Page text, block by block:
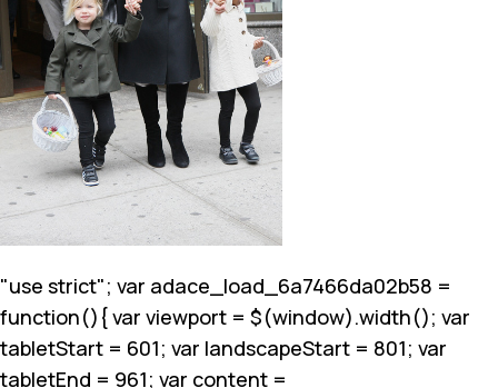
"use strict"; var adace_load_6a7466da02b58 =
function(){ var viewport = $(window).width(); var
tabletStart = 601; var landscapeStart = 801; var
tabletEnd = 961; var content =